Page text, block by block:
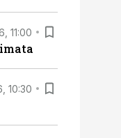
11:00
10:30